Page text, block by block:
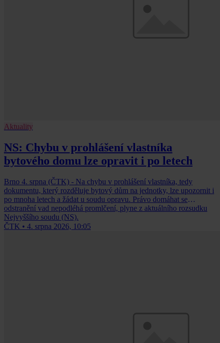
Aktuality
NS: Chybu v prohlášení vlastníka
bytového domu lze opravit i po letech
Brno 4. srpna (ČTK) - Na chybu v prohlášení vlastníka, tedy
dokumentu, který rozděluje bytový dům na jednotky, lze upozornit i
po mnoha letech a žádat u soudu opravu. Právo domáhat se
odstranění vad nepodléhá promlčení, plyne z aktuálního rozsudku
Nejvyššího soudu (NS).
ČTK • 4. srpna 2026, 10:05